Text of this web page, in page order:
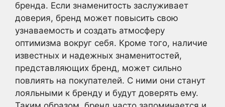
бренда. Если знаменитость заслуживает
доверия, бренд может повысить свою
узнаваемость и создать атмосферу
оптимизма вокруг себя. Кроме того, наличие
известных и надежных знаменитостей,
представляющих бренд, может сильно
повлиять на покупателей. С ними они станут
лояльными к бренду и будут доверять ему.